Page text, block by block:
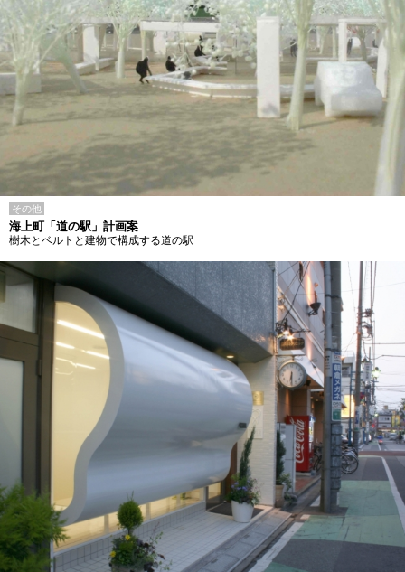
その他
海上町「道の駅」計画案
樹木とベルトと建物で構成する道の駅